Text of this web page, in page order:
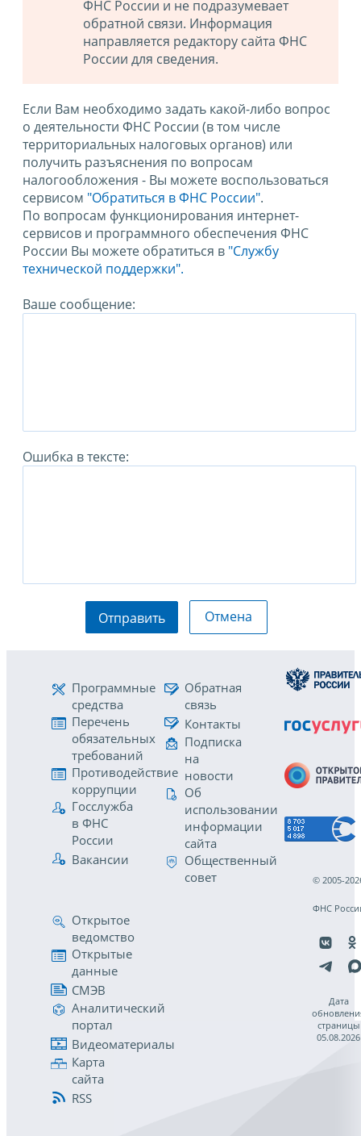
ФНС России и не подразумевает
обратной связи. Информация
направляется редактору сайта ФНС
России для сведения.
Если Вам необходимо задать какой-либо вопрос
о деятельности ФНС России (в том числе
территориальных налоговых органов) или
получить разъяснения по вопросам
налогообложения - Вы можете воспользоваться
сервисом "Обратиться в ФНС России".
По вопросам функционирования интернет-
сервисов и программного обеспечения ФНС
России Вы можете обратиться в "Службу
технической поддержки".
Ваше сообщение:
Ошибка в тексте:
Отправить Отмена
Программные
средства
Перечень
обязательных
требований
Противодействие
коррупции
Госслужба
в ФНС
России
Вакансии
Обратная
связь
Контакты
Подписка
на
новости
Об
использовании
информации
сайта
Общественный
совет
Открытое
ведомство
Открытые
данные
СМЭВ
Аналитический
портал
Видеоматериалы
Карта
сайта
RSS
© 2005-
ФНС
Дата
страницы
05.08.2026